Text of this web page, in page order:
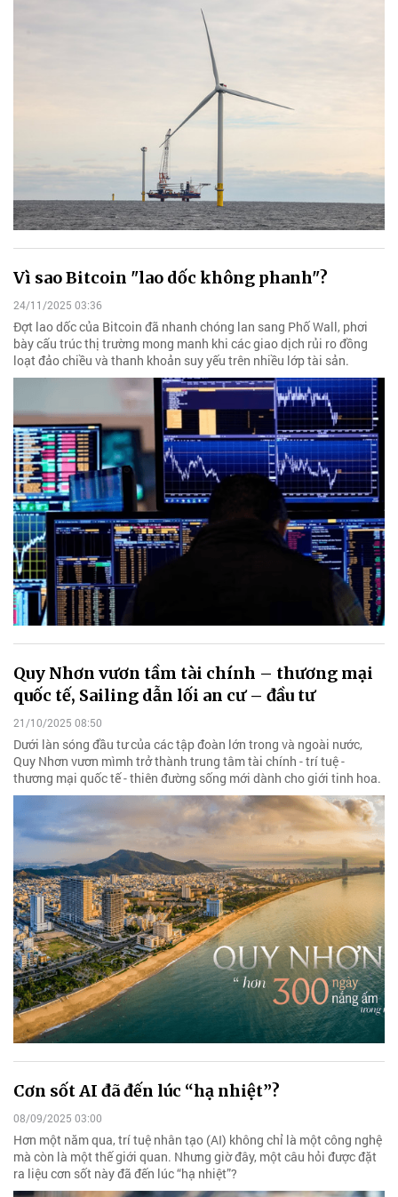
Vì sao Bitcoin "lao dốc không phanh"?
24/11/2025 03:36
Đợt lao dốc của Bitcoin đã nhanh chóng lan sang Phố Wall, phơi
bày cấu trúc thị trường mong manh khi các giao dịch rủi ro đồng
loạt đảo chiều và thanh khoản suy yếu trên nhiều lớp tài sản.
Quy Nhơn vươn tầm tài chính – thương mại
quốc tế, Sailing dẫn lối an cư – đầu tư
21/10/2025 08:50
Dưới làn sóng đầu tư của các tập đoàn lớn trong và ngoài nước,
Quy Nhơn vươn mìmh trở thành trung tâm tài chính - trí tuệ -
thương mại quốc tế - thiên đường sống mới dành cho giới tinh hoa.
Cơn sốt AI đã đến lúc “hạ nhiệt”?
08/09/2025 03:00
Hơn một năm qua, trí tuệ nhân tạo (AI) không chỉ là một công nghệ
mà còn là một thế giới quan. Nhưng giờ đây, một câu hỏi được đặt
ra liệu cơn sốt này đã đến lúc “hạ nhiệt”?